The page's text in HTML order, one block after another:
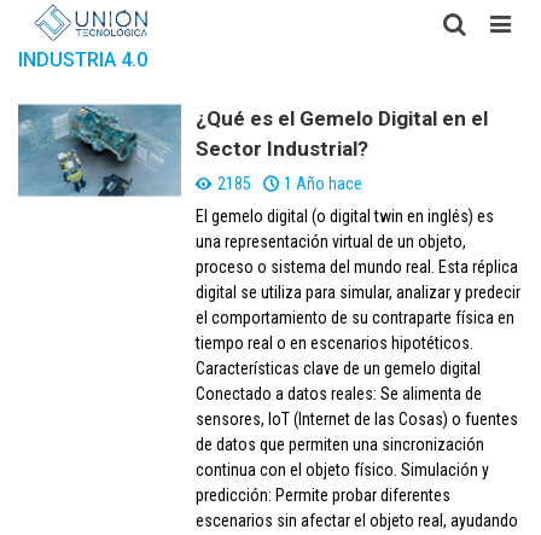
INDUSTRIA 4.0
¿Qué es el Gemelo Digital en el
Sector Industrial?
2185
1 Año hace
El gemelo digital (o digital twin en inglés) es
una representación virtual de un objeto,
proceso o sistema del mundo real. Esta réplica
digital se utiliza para simular, analizar y predecir
el comportamiento de su contraparte física en
tiempo real o en escenarios hipotéticos.
Características clave de un gemelo digital
Conectado a datos reales: Se alimenta de
sensores, IoT (Internet de las Cosas) o fuentes
de datos que permiten una sincronización
continua con el objeto físico. Simulación y
predicción: Permite probar diferentes
escenarios sin afectar el objeto real, ayudando